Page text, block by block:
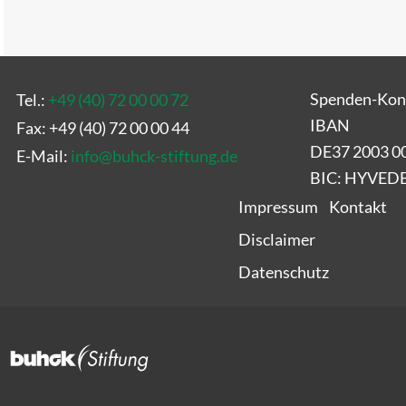
Tel.: +49 (40) 72 00 00 72
Fax: +49 (40) 72 00 00 44
E-Mail: info@buhck-stiftung.de
Spenden-
IBAN
DE37 2003
BIC:
Impressum
Disclaimer
Datenschutz
Kontakt